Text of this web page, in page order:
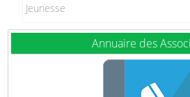
Jeunesse
Annuaire des